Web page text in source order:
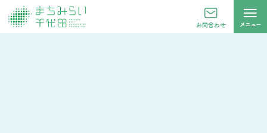
お問合わせ メニュー